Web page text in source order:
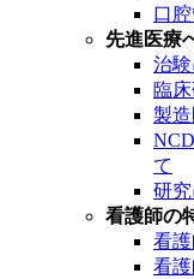
口
先進医療
治
臨
製
て
研
看護師の
看
看